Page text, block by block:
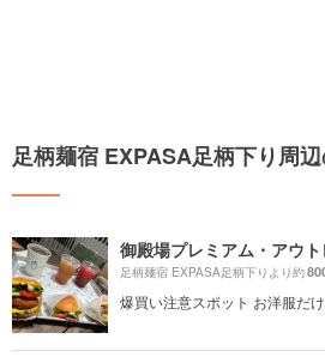
足柄麺宿 EXPASA足柄下り周
御殿場プレミアム・アウト
足柄麺宿 EXPASA足柄下りより約
爆買い注意スポット お洋服だ